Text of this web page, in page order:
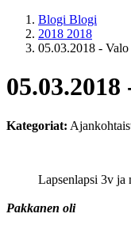
Blogi Blogi
2018 2018
05.03.2018 -
Kategoriat:
Lapsenlapsi 3v ja
Pakkanen oli